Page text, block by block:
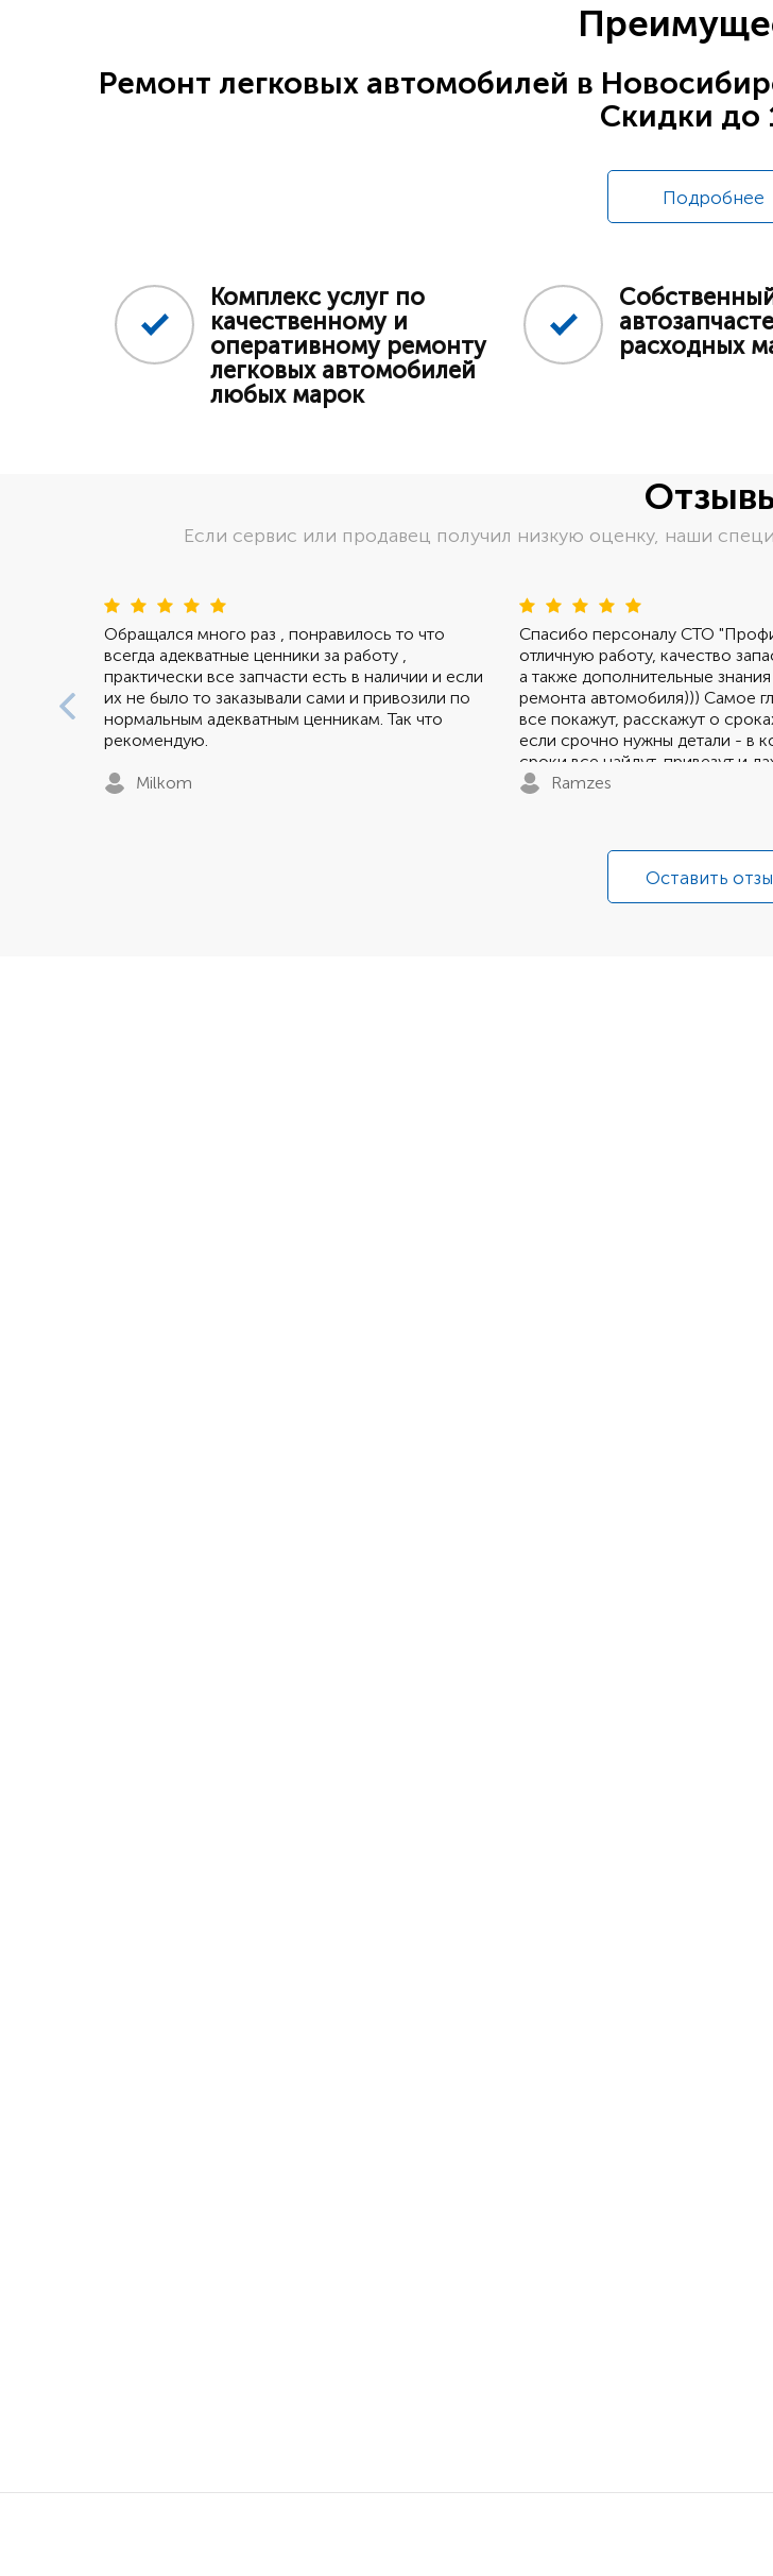
Ремонт легковых автомобилей в
Скидки до
Подробнее
Комплекс услуг по
качественному и
оперативному ремонту
легковых автомобилей
любых марок
расходных
Если сервис или продавец получил низкую оценку, наши
Обращался много раз , понравилось то что
всегда адекватные ценники за работу ,
практически все запчасти есть в наличии и если
их не было то заказывали сами и привозили по
нормальным адекватным ценникам. Так что
рекомендую.
Milkom
Спасибо персоналу СТО
отличную работу, качество
а также дополнительные
ремонта автомобиля))) Самое
все покажут, расскажут о
если срочно нужны детали - в
сроки все найдут, привезут и
небольшую, но приятную скидку.
Огромный плюс , что парни
причину поломки, какого то
звука, щелчка или треска и
Сделают профессиональную
Ramzes
Оставить